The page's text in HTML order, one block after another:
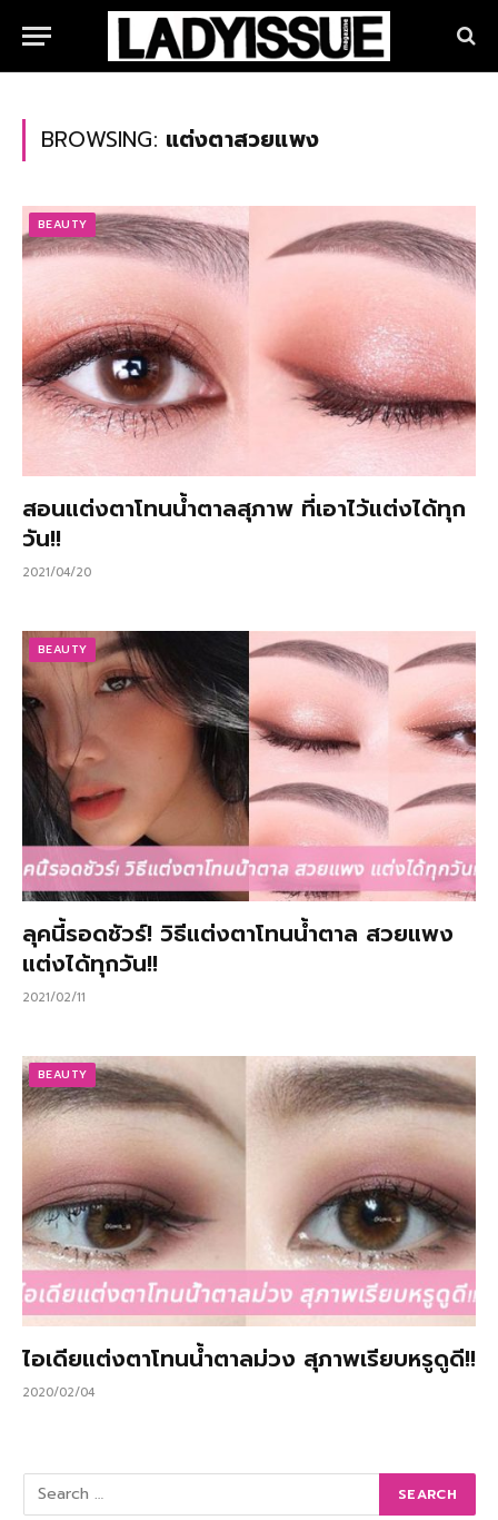
BROWSING: แต่งตาสวยแพง
BEAUTY
สอนแต่งตาโทนน้ำตาลสุภาพ ที่เอาไว้แต่งได้ทุก
วัน!!
2021/04/20
BEAUTY
ลุคนี้รอดชัวร์! วิธีแต่งตาโทนน้ำตาล สวยแพง
แต่งได้ทุกวัน!!
2021/02/11
BEAUTY
ไอเดียแต่งตาโทนน้ำตาลม่วง สุภาพเรียบหรูดูดี!!
2020/02/04